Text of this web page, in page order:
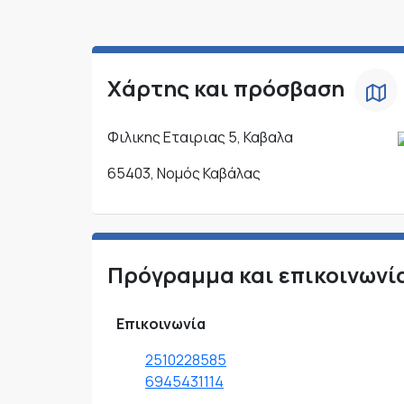
Χάρτης και πρόσβαση
Φιλικης Εταιριας 5, Καβαλα
65403, Νομός Καβάλας
Πρόγραμμα και
Επικοινωνία
2510228585
6945431114